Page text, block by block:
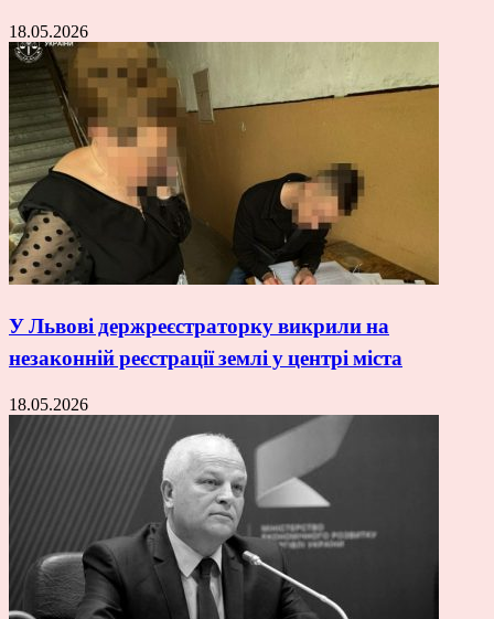
18.05.2026
У Львові держреєстраторку викрили на
незаконній реєстрації землі у центрі міста
18.05.2026